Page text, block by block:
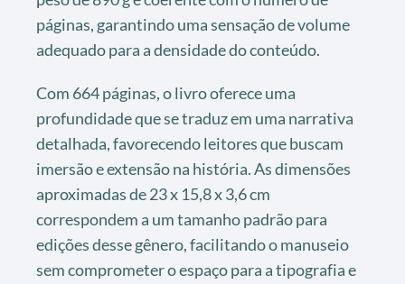
páginas, garantindo uma sensação de volume
adequado para a densidade do conteúdo.
Com 664 páginas, o livro oferece uma
profundidade que se traduz em uma narrativa
detalhada, favorecendo leitores que buscam
imersão e extensão na história. As dimensões
aproximadas de 23 x 15,8 x 3,6 cm
correspondem a um tamanho padrão para
edições desse gênero, facilitando o manuseio
sem comprometer o espaço para a tipografia e